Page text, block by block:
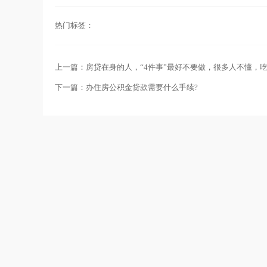
热门标签：
上一篇：房贷在身的人，“4件事”最好不要做，很多人不懂，
下一篇：办住房公积金贷款需要什么手续?